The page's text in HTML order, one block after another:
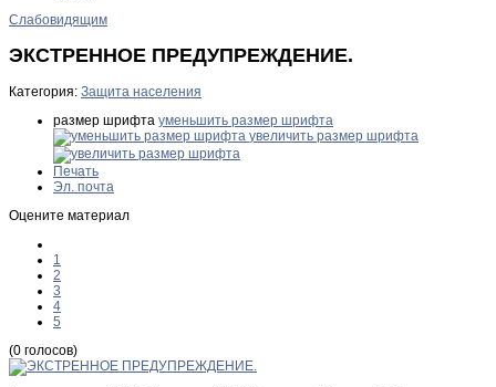
Слабовидящим
ЭКСТРЕННОЕ ПРЕДУПРЕЖДЕНИЕ.
Категория: Защита населения
размер шрифта уменьшить размер шрифта
увеличить размер шрифта
Печать
Эл. почта
Оцените материал
1
2
3
4
5
(0 голосов)